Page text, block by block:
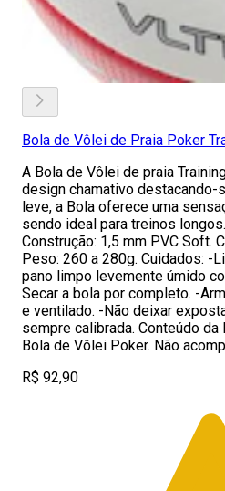
Bola de Vôlei de Praia Poker
A Bola de Vôlei de praia
design chamativo destacando-
leve, a Bola oferece uma
sendo ideal para treinos
Construção: 1,5 mm PVC Soft.
Peso: 260 a 280g. Cuidados: -
pano limpo levemente úmido
Secar a bola por completo. -
e ventilado. -Não deixar
sempre calibrada. Conteúdo da
Bola de Vôlei Poker. Não
R$ 92,90